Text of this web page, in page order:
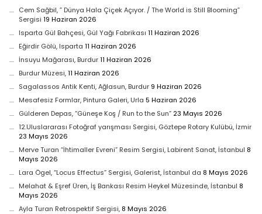
Cem Sağbil, ” Dünya Hala Çiçek Açıyor. / The World is Still Blooming”
Sergisi 19 Haziran 2026
Isparta Gül Bahçesi, Gül Yağı Fabrikası 11 Haziran 2026
Eğirdir Gölü, Isparta 11 Haziran 2026
İnsuyu Mağarası, Burdur 11 Haziran 2026
Burdur Müzesi, 11 Haziran 2026
Sagalassos Antik Kenti, Ağlasun, Burdur 9 Haziran 2026
Mesafesiz Formlar, Pintura Galeri, Urla 5 Haziran 2026
Gülderen Depas, “Güneşe Koş / Run to the Sun” 23 Mayıs 2026
12.Uluslararası Fotoğraf yarışması Sergisi, Göztepe Rotary Kulübü, İzmir
23 Mayıs 2026
Merve Turan “İhtimaller Evreni” Resim Sergisi, Labirent Sanat, İstanbul 8
Mayıs 2026
Lara Ögel, “Locus Effectus” Sergisi, Galerist, İstanbul da 8 Mayıs 2026
Melahat & Eşref Üren, İş Bankası Resim Heykel Müzesinde, İstanbul 8
Mayıs 2026
Ayla Turan Retrospektif Sergisi, 8 Mayıs 2026